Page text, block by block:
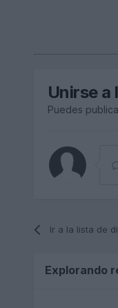
Unirse a
Puedes
Ir a la lista de
Explorando